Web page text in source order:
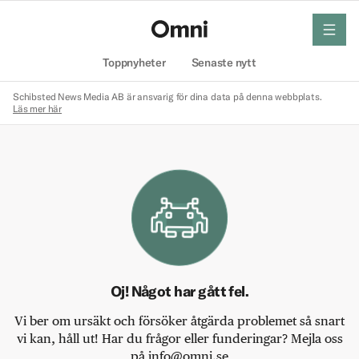
Toppnyheter Senaste nytt
meny
Schibsted News Media AB är ansvarig för dina data på denna webbplats.
Läs mer här
Oj! Något har gått fel.
Vi ber om ursäkt och försöker åtgärda problemet så snart
vi kan, håll ut! Har du frågor eller funderingar? Mejla oss